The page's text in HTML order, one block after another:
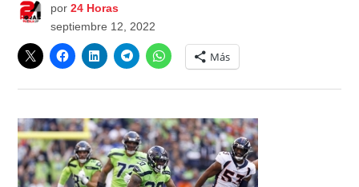
por 24 Horas
septiembre 12, 2022
Más